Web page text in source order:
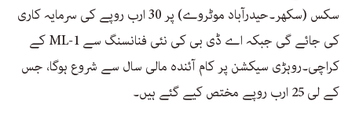
سکس (سکھر۔حیدرآباد موٹروے) پر 30 ارب روپے کی سرمایہ کاری
کی جائے گی جبکہ اے ڈی بی کی نئی فنانسنگ سے ML-1 کے
کراچی۔روہڑی سیکشن پر کام آئندہ مالی سال سے شروع ہوگا، جس
کے لی 25 ارب روپے مختص کیے گئے ہیں۔